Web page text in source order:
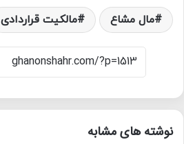
مال مشاع مالکیت قراردادی
نوشته های مشابه